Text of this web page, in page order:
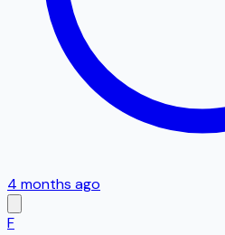
4 months ago
F